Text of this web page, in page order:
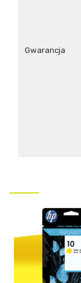
Gwarancja